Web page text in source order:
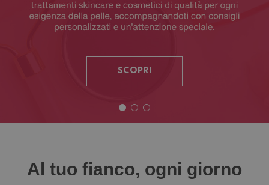
SCOPRI
Al tuo fianco, ogni giorno